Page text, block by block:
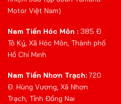
Motor Việt Nam)
Nam Tiến Hóc Môn : 385 Đ.
Tô Ký, Xã Hóc Môn, Thành phố
Hồ Chí Minh
Nam Tiến Nhơn Trạch: 720
Đ. Hùng Vương, Xã Nhơn
Trạch, Tỉnh Đồng Nai